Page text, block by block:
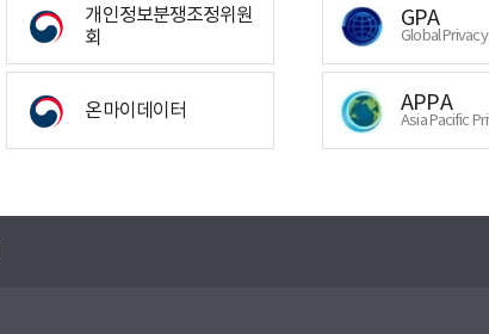
개인정보분쟁조정위원
회
온마이데이터
GPA
Global
APPA
Asia Pacific